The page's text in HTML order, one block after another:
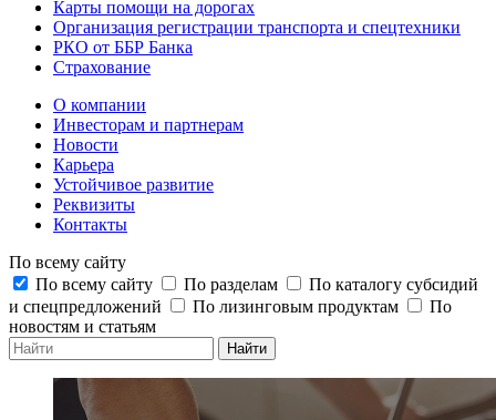
Карты помощи на дорогах
Организация регистрации транспорта и спецтехники
РКО от ББР Банка
Страхование
О компании
Инвесторам и партнерам
Новости
Карьера
Устойчивое развитие
Реквизиты
Контакты
По всему сайту
По всему сайту
По разделам
По каталогу субсидий
и спецпредложений
По лизинговым продуктам
По
новостям и статьям
Найти